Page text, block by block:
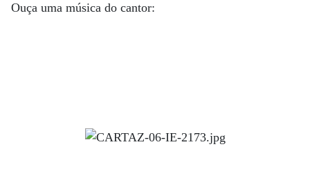
Ouça uma música do cantor: